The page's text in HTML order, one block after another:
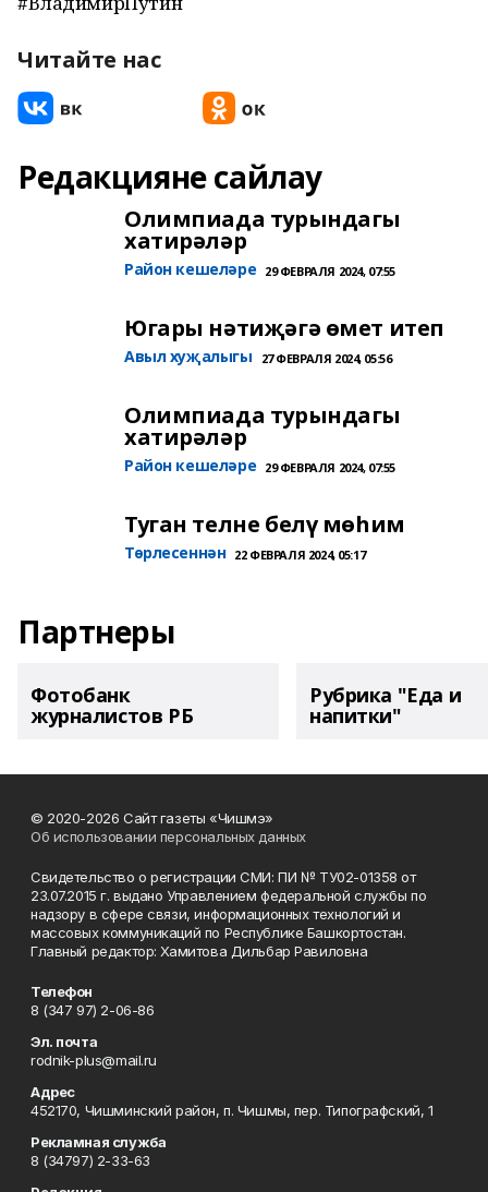
Читайте нас
Редакцияне сайлау
Олимпиада турындагы
хатирәләр
Район кешеләре 29 ФЕВРАЛЯ 2024, 07:55
Югары нәтиҗәгә өмет итеп
Авыл хуҗалыгы 27 ФЕВРАЛЯ 2024, 05:56
Олимпиада турындагы
хатирәләр
Район кешеләре 29 ФЕВРАЛЯ 2024, 07:55
Туган телне белү мөһим
Төрлесеннән 22 ФЕВРАЛЯ 2024, 05:17
Партнеры
Фотобанк
журналистов РБ
Рубрика "Еда и
напитки"
© 2020-2026 Сайт газеты «Чишмэ»
Об использовании персональных данных
Свидетельство о регистрации СМИ: ПИ № ТУ02-01358 от
23.07.2015 г. выдано Управлением федеральной службы по
надзору в сфере связи, информационных технологий и
массовых коммуникаций по Республике Башкортостан.
Главный редактор: Хамитова Дильбар Равиловна
Телефон
8 (347 97) 2-06-86
Эл. почта
rodnik-plus@mail.ru
Адрес
452170, Чишминский район, п. Чишмы, пер. Типографский, 1
Рекламная служба
8 (34797) 2-33-63